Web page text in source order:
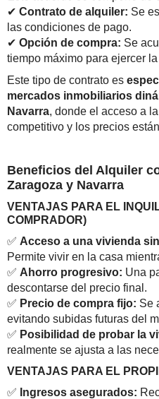
✔ Contrato de alquiler: Se
las condiciones de pago.
✔ Opción de compra: Se
tiempo máximo para ejercer
Este tipo de contrato es
mercados inmobiliarios
Navarra, donde el acceso a
competitivo y los precios
Beneficios del Alquiler
Zaragoza y Navarra
VENTAJAS PARA EL
COMPRADOR)
✅ Acceso a una vivienda
Permite vivir en la casa
✅ Ahorro progresivo: Una
descontarse del precio final.
✅ Precio de compra fijo: Se
evitando subidas futuras del
✅ Posibilidad de probar la
realmente se ajusta a las
VENTAJAS PARA EL
✅ Ingresos asegurados: